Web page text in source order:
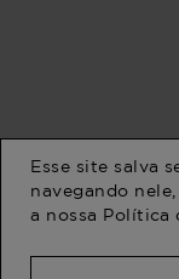
Esse site salva
navegando
a nossa Política